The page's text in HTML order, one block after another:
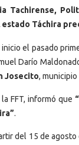
Tachirense,
Táchira
el pasado
Darío
Josecito, municipio
FFT, informó que
.
del 15 de